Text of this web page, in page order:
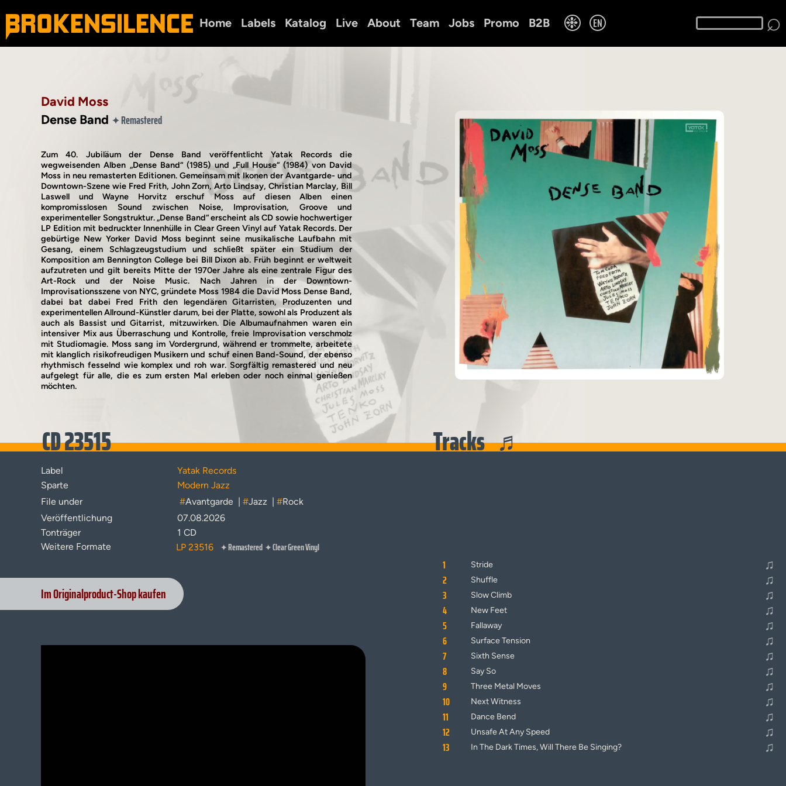
Home Labels Katalog Live About Team Jobs Promo B2B ❉ EN ⌕
David Moss
Dense Band ✦Remastered
Zum 40. Jubiläum der Dense Band veröffentlicht Yatak Records die
wegweisenden Alben „Dense Band“ (1985) und „Full House“ (1984) von David
Moss in neu remasterten Editionen. Gemeinsam mit Ikonen der Avantgarde- und
Downtown-Szene wie Fred Frith, John Zorn, Arto Lindsay, Christian Marclay, Bill
Laswell und Wayne Horvitz erschuf Moss auf diesen Alben einen
kompromisslosen Sound zwischen Noise, Improvisation, Groove und
experimenteller Songstruktur. „Dense Band“ erscheint als CD sowie hochwertiger
LP Edition mit bedruckter Innenhülle in Clear Green Vinyl auf Yatak Records. Der
gebürtige New Yorker David Moss beginnt seine musikalische Laufbahn mit
Gesang, einem Schlagzeugstudium und schließt später ein Studium der
Komposition am Bennington College bei Bill Dixon ab. Früh beginnt er weltweit
aufzutreten und gilt bereits Mitte der 1970er Jahre als eine zentrale Figur des
Art-Rock und der Noise Music. Nach Jahren in der Downtown-
Improvisationsszene von NYC, gründete Moss 1984 die David Moss Dense Band,
dabei bat dabei Fred Frith den legendären Gitarristen, Produzenten und
experimentellen Allround-Künstler darum, bei der Platte, sowohl als Produzent als
auch als Bassist und Gitarrist, mitzuwirken. Die Albumaufnahmen waren ein
intensiver Mix aus Überraschung und Kontrolle, freie Improvisation verschmolz
mit Studiomagie. Moss sang im Vordergrund, während er trommelte, arbeitete
mit klanglich risikofreudigen Musikern und schuf einen Band-Sound, der ebenso
rhythmisch fesselnd wie komplex und roh war. Sorgfältig remastered und neu
aufgelegt für alle, die es zum ersten Mal erleben oder noch einmal genießen
möchten.
CD 23515 Tracks ♬Alle Tracks abspielen
Label
Yatak Records
Sparte
Modern Jazz
File under
#Avantgarde | #Jazz | #Rock
Veröffentlichung
07.08.2026
Tonträger
1 CD
Weitere Formate
LP 23516 ✦Remastered ✦Clear Green Vinyl
Im Originalproduct-Shop kaufen
1 Stride
♫
2
Shuffle
♫
3
Slow Climb
♫
4
New Feet
♫
5
Fallaway
♫
6
Surface Tension
♫
7
Sixth Sense
♫
8
Say So
♫
9
Three Metal Moves
♫
10
Next Witness
♫
11
Dance Bend
♫
12
Unsafe At Any Speed
♫
13
In The Dark Times, Will There Be Singing? ♫